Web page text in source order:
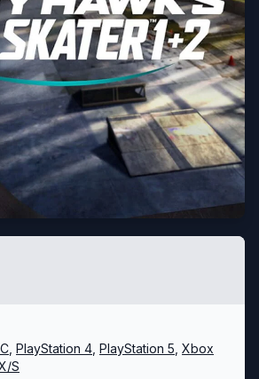
PlayStation 4 PlayStation 5 Xbox
S